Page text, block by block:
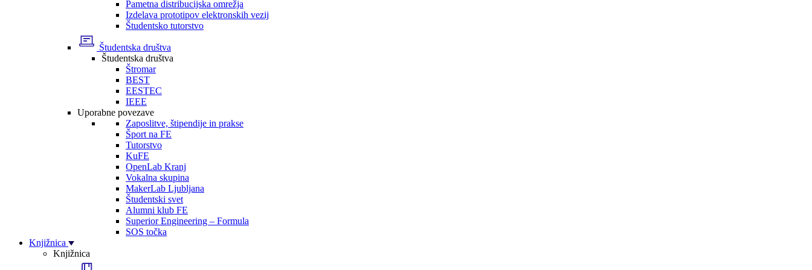
Pametna distribucijska omrežja
Izdelava prototipov elektronskih vezij
Študentsko tutorstvo
Študentska društva
Študentska društva
Štromar
BEST
EESTEC
IEEE
Uporabne povezave
Zaposlitve, štipendije in prakse
Šport na FE
Tutorstvo
KuFE
OpenLab Kranj
Vokalna skupina
MakerLab Ljubljana
Študentski svet
Alumni klub FE
Superior Engineering – Formula
SOS točka
Knjižnica
Knjižnica